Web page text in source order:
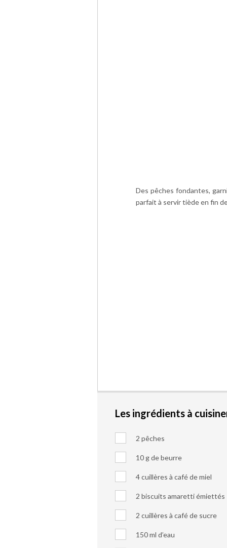
Des pêches fondantes,
parfait à servir tiède en fin
Les ingrédients à
2 pêches
10 g de beurre
4 cuillères à café de miel
2 biscuits amaretti émiettés
2 cuillères à café de sucre
150 ml d’eau